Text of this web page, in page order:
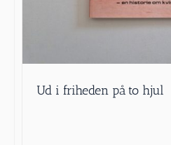
Ud i friheden på to hjul